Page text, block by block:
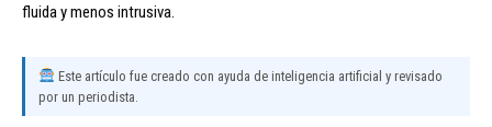
fluida y menos intrusiva.
Este artículo fue creado con ayuda de inteligencia artificial y revisado
por un periodista.